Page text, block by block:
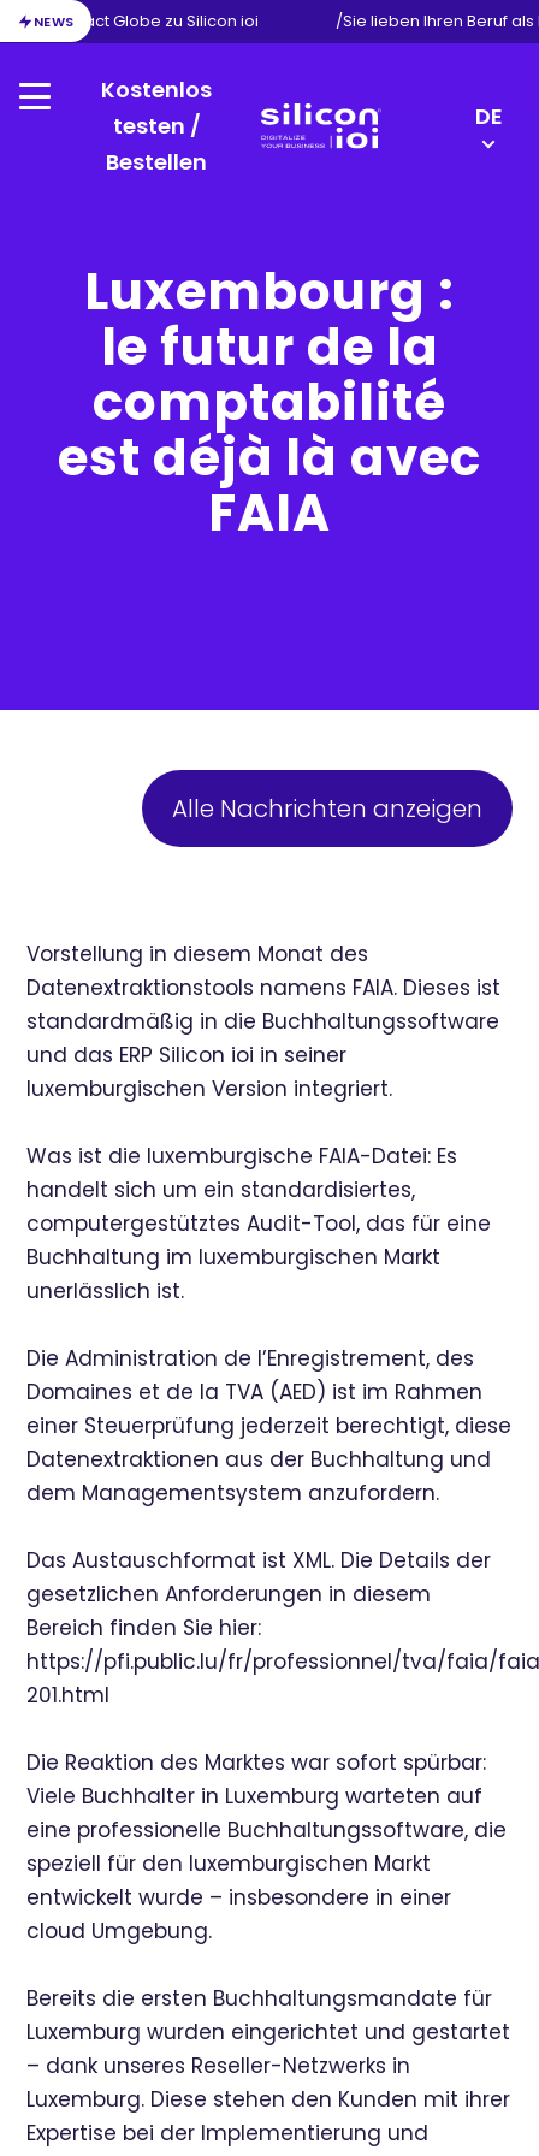
NEWS
von Exact Globe zu Silicon ioi /Sie lieben Ihren Beruf
Menu
Kostenlos
testen /
Bestellen
DE
Luxembourg :
le futur de la
comptabilité
est déjà là avec
FAIA
Alle Nachrichten anzeigen
Vorstellung in diesem Monat des
Datenextraktionstools namens FAIA. Dieses ist
standardmäßig in die Buchhaltungssoftware
und das ERP Silicon ioi in seiner
luxemburgischen Version integriert.
Was ist die luxemburgische FAIA-Datei: Es
handelt sich um ein standardisiertes,
computergestütztes Audit-Tool, das für eine
Buchhaltung im luxemburgischen Markt
unerlässlich ist.
Die Administration de l’Enregistrement, des
Domaines et de la TVA (AED) ist im Rahmen
einer Steuerprüfung jederzeit berechtigt, diese
Datenextraktionen aus der Buchhaltung und
dem Managementsystem anzufordern.
Das Austauschformat ist XML. Die Details der
gesetzlichen Anforderungen in diesem
Bereich finden Sie hier:
https://pfi.public.lu/fr/professionnel/tva/faia/
201.html
Die Reaktion des Marktes war sofort spürbar:
Viele Buchhalter in Luxemburg warteten auf
eine professionelle Buchhaltungssoftware, die
speziell für den luxemburgischen Markt
entwickelt wurde – insbesondere in einer
cloud Umgebung.
Bereits die ersten Buchhaltungsmandate für
Luxemburg wurden eingerichtet und gestartet
– dank unseres Reseller-Netzwerks in
Luxemburg. Diese stehen den Kunden mit ihrer
Expertise bei der Implementierung und